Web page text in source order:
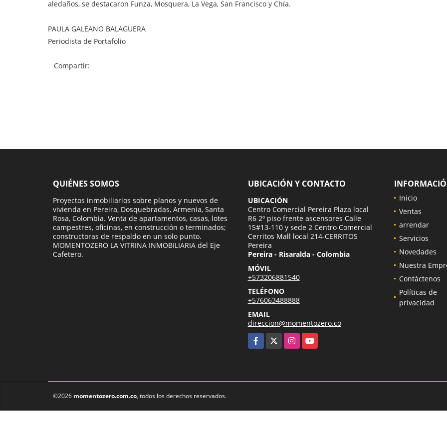
aledaños, se destacaron Funza, Mosquera, La Vega, San Francisco y Chía.
PAULA GALEANO BALAGUERA
Periodista de Portafolio
Compartir:
QUIÉNES SOMOS
Proyectos inmobiliarios sobre planos y nuevos de
vivienda en Pereira, Dosquebradas, Armenia, Santa
Rosa, Colombia. Venta de apartamentos, casas, lotes
campestres, oficinas, en construcción o terminados;
constructoras de respaldo en un solo punto.
MOMENTOZERO LA VITRINA INMOBILIARIA del Eje
Cafetero.
UBICACIÓN Y CONTACTO
UBICACIÓN
Centro Comercial Pereira Plaza local
R6 2º piso frente ascensores Calle
15#13-110 y sede 2 Centro Comercial
Cerritos Mall local 214-CERRITOS
Pereira
Pereira - Risaralda - Colombia
MÓVIL
+573206881540
TELÉFONO
+576063488888
EMAIL
direccion@momentozero.co
Facebook
InstagramYouTube
Inicio
Ventas
arrendar
Servicios
Novedades
Nuestra
Contáctenos
Políticas de
privacidad
©2026 momentozero.com.co, todos los derechos reservados.